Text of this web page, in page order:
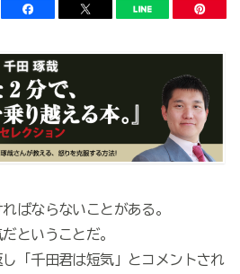
ばならないことがある。
ということだ。
「千田君は短気」とコメントされ